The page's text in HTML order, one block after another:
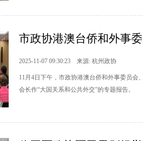
市政协港澳台侨和外事
2025-11-07 09:30:23 来源: 杭州政协
11月4日下午，市政协港澳台侨和外事委员
会长作“大国关系和公共外交”的专题报告。